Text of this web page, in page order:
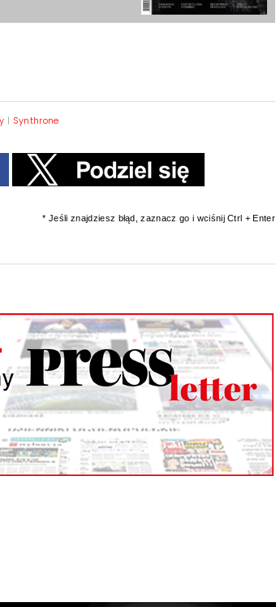
| Synthrone
* Jeśli znajdziesz błąd, zaznacz go i wciśnij Ctrl + Enter